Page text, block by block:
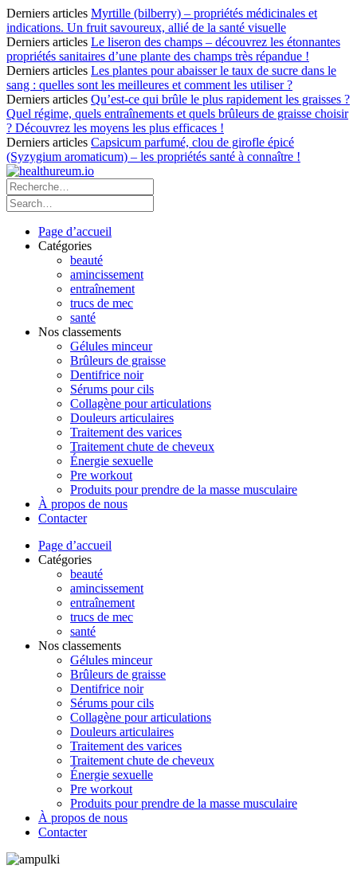
Derniers articles Myrtille (bilberry) – propriétés médicinales et
indications. Un fruit savoureux, allié de la santé visuelle
Derniers articles Le liseron des champs – découvrez les étonnantes
propriétés sanitaires d’une plante des champs très répandue !
Derniers articles Les plantes pour abaisser le taux de sucre dans le
sang : quelles sont les meilleures et comment les utiliser ?
Derniers articles Qu’est-ce qui brûle le plus rapidement les graisses ?
Quel régime, quels entraînements et quels brûleurs de graisse choisir
? Découvrez les moyens les plus efficaces !
Derniers articles Capsicum parfumé, clou de girofle épicé
(Syzygium aromaticum) – les propriétés santé à connaître !
Page d’accueil
Catégories
beauté
amincissement
entraînement
trucs de mec
santé
Nos classements
Gélules minceur
Brûleurs de graisse
Dentifrice noir
Sérums pour cils
Collagène pour articulations
Douleurs articulaires
Traitement des varices
Traitement chute de cheveux
Énergie sexuelle
Pre workout
Produits pour prendre de la masse musculaire
À propos de nous
Contacter
Page d’accueil
Catégories
beauté
amincissement
entraînement
trucs de mec
santé
Nos classements
Gélules minceur
Brûleurs de graisse
Dentifrice noir
Sérums pour cils
Collagène pour articulations
Douleurs articulaires
Traitement des varices
Traitement chute de cheveux
Énergie sexuelle
Pre workout
Produits pour prendre de la masse musculaire
À propos de nous
Contacter